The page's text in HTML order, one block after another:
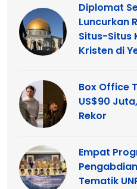
Diplomat
Luncurkan
Situs-Situs
Kristen di
Box Office
US$90
Rekor
Empat
Tematik